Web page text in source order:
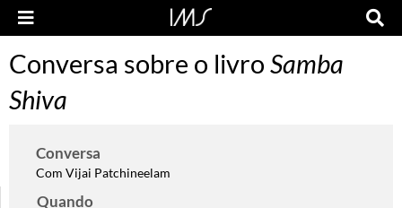
Conversa sobre o livro Samba
Shiva
Conversa
Com Vijai Patchineelam
Quando